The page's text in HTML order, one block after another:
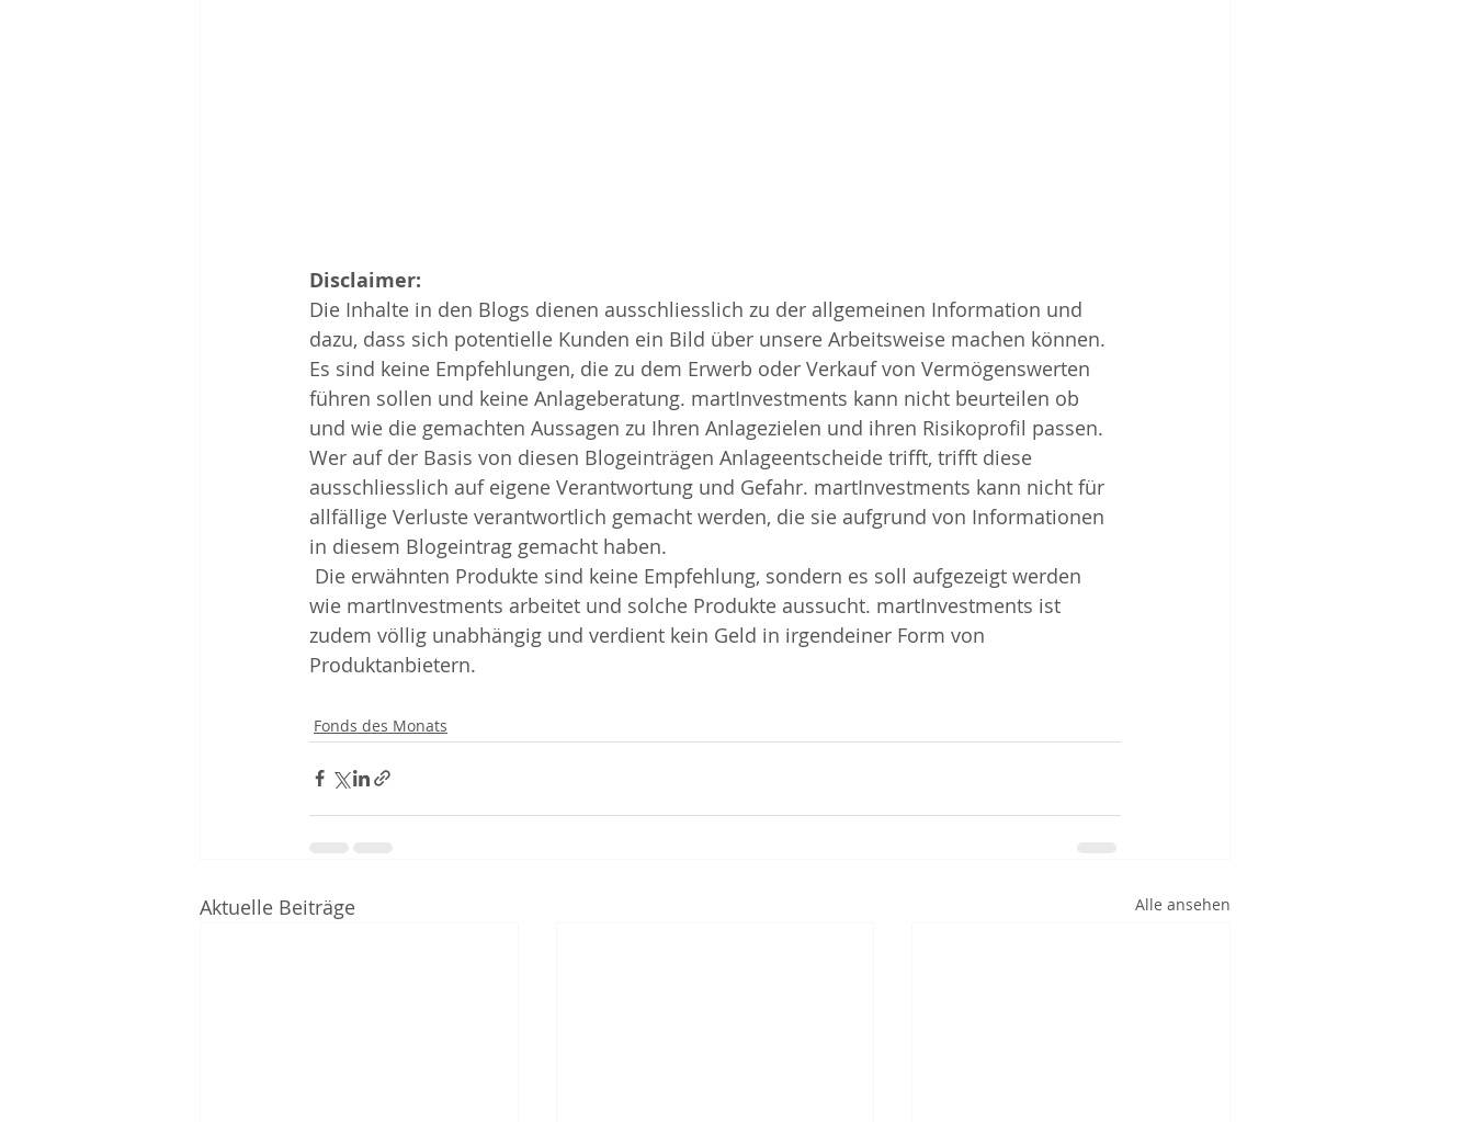
Disclaimer:
Die Inhalte in den Blogs dienen ausschliesslich zu der allgemeinen Information und
dazu, dass sich potentielle Kunden ein Bild über unsere Arbeitsweise machen können.
Es sind keine Empfehlungen, die zu dem Erwerb oder Verkauf von Vermögenswerten
führen sollen und keine Anlageberatung. martInvestments kann nicht beurteilen ob
und wie die gemachten Aussagen zu Ihren Anlagezielen und ihren Risikoprofil passen.
Wer auf der Basis von diesen Blogeinträgen Anlageentscheide trifft, trifft diese
ausschliesslich auf eigene Verantwortung und Gefahr. martInvestments kann nicht für
allfällige Verluste verantwortlich gemacht werden, die sie aufgrund von Informationen
in diesem Blogeintrag gemacht haben.
wie martInvestments arbeitet und solche Produkte aussucht. martInvestments ist
zudem völlig unabhängig und verdient kein Geld in irgendeiner Form von
Produktanbietern.
Fonds des Monats
Aktuelle Beiträge Alle ansehen